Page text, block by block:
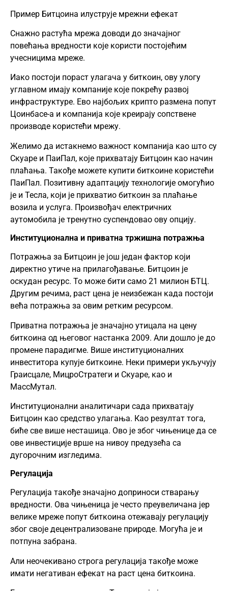
Пример Битцоина илуструје мрежни ефекат
Снажно растућа мрежа доводи до значајног
повећања вредности које користи постојећим
учесницима мреже.
Иако постоји пораст улагача у биткоин, ову улогу
углавном имају компаније које покрећу развој
инфраструктуре. Ево најбољих крипто размена попут
Цоинбасе-а и компанија које креирају сопствене
производе користећи мрежу.
Желимо да истакнемо важност компанија као што су
Скуаре и ПаиПал, које прихватају Битцоин као начин
плаћања. Такође можете купити биткоине користећи
ПаиПал. Позитивну адаптацију технологије омогућио
је и Тесла, који је прихватио биткоин за плаћање
возила и услуга. Произвођач електричних
аутомобила је тренутно суспендовао ову опцију.
Институционална и приватна тржишна потражња
Потражња за Битцоин је још један фактор који
директно утиче на прилагођавање. Битцоин је
оскудан ресурс. То може бити само 21 милион БТЦ.
Другим речима, раст цена је неизбежан када постоји
већа потражња за овим ретким ресурсом.
Приватна потражња је значајно утицала на цену
биткоина од његовог настанка 2009. Али дошло је до
промене парадигме. Више институционалних
инвеститора купује биткоине. Неки примери укључују
Граисцале, МицроСтратеги и Скуаре, као и
МассМутал.
Институционални аналитичари сада прихватају
Битцоин као средство улагања. Као резултат тога,
биће све више несташица. Ово је због чињенице да се
ове инвестиције врше на нивоу предузећа са
дугорочним изгледима.
Регулација
Регулација такође значајно доприноси стварању
вредности. Ова чињеница је често преувеличана јер
велике мреже попут биткоина отежавају регулацију
због своје децентрализоване природе. Могућа је и
потпуна забрана.
Али неочекивано строга регулација такође може
имати негативан ефекат на раст цена биткоина.